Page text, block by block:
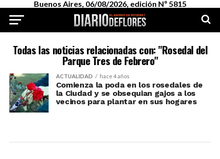
Buenos Aires, 06/08/2026, edición Nº 5815
Todas las noticias relacionadas con: "Rosedal del
Parque Tres de Febrero"
ACTUALIDAD hace 4 años
Comienza la poda en los rosedales de
la Ciudad y se obsequian gajos a los
vecinos para plantar en sus hogares